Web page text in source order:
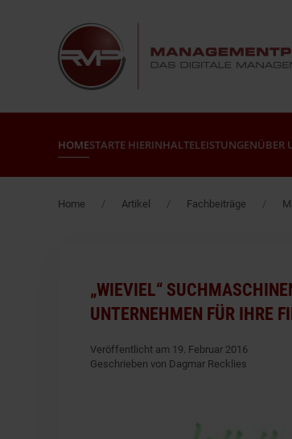
Zum Hauptinhalt springen
HOMESTARTE HIERINHALTELEISTUNGENÜBER
Home Artikel Fachbeiträge
„WIEVIEL“
UNTERNEHMEN FÜR IHRE
Veröffentlicht am 19. Februar 2016
Geschrieben von Dagmar Recklies